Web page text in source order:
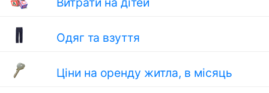
Одяг та взуття
Ціни на оренду житла, в місяць